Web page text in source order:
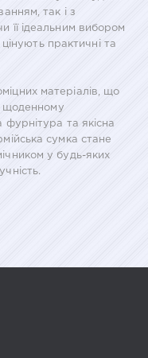
так і з
її ідеальним вибором
цінують практичні та
матеріалів, що
щоденному
фурнітура та якісна
сумка стане
у будь-яких